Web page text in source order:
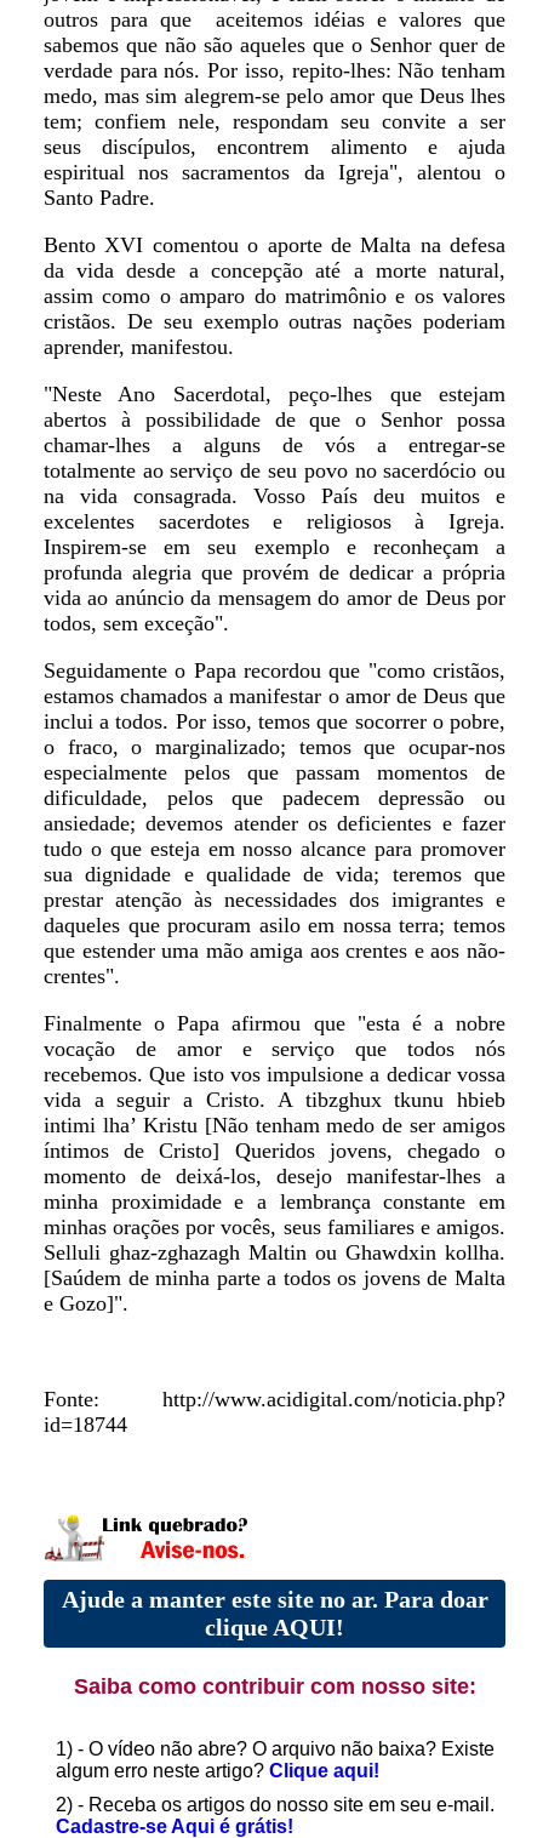
outros para que aceitemos idéias e valores que
sabemos que não são aqueles que o Senhor quer de
verdade para nós. Por isso, repito-lhes: Não tenham
medo, mas sim alegrem-se pelo amor que Deus lhes
tem; confiem nele, respondam seu convite a ser
seus discípulos, encontrem alimento e ajuda
espiritual nos sacramentos da Igreja", alentou o
Santo Padre.
Bento XVI comentou o aporte de Malta na defesa
da vida desde a concepção até a morte natural,
assim como o amparo do matrimônio e os valores
cristãos. De seu exemplo outras nações poderiam
aprender, manifestou.
"Neste Ano Sacerdotal, peço-lhes que estejam
abertos à possibilidade de que o Senhor possa
chamar-lhes a alguns de vós a entregar-se
totalmente ao serviço de seu povo no sacerdócio ou
na vida consagrada. Vosso País deu muitos e
excelentes sacerdotes e religiosos à Igreja.
Inspirem-se em seu exemplo e reconheçam a
profunda alegria que provém de dedicar a própria
vida ao anúncio da mensagem do amor de Deus por
todos, sem exceção".
Seguidamente o Papa recordou que "como cristãos,
estamos chamados a manifestar o amor de Deus que
inclui a todos. Por isso, temos que socorrer o pobre,
o fraco, o marginalizado; temos que ocupar-nos
especialmente pelos que passam momentos de
dificuldade, pelos que padecem depressão ou
ansiedade; devemos atender os deficientes e fazer
tudo o que esteja em nosso alcance para promover
sua dignidade e qualidade de vida; teremos que
prestar atenção às necessidades dos imigrantes e
daqueles que procuram asilo em nossa terra; temos
que estender uma mão amiga aos crentes e aos não-
crentes".
Finalmente o Papa afirmou que "esta é a nobre
vocação de amor e serviço que todos nós
recebemos. Que isto vos impulsione a dedicar vossa
vida a seguir a Cristo. A tibzghux tkunu hbieb
intimi lha’ Kristu [Não tenham medo de ser amigos
íntimos de Cristo] Queridos jovens, chegado o
momento de deixá-los, desejo manifestar-lhes a
minha proximidade e a lembrança constante em
minhas orações por vocês, seus familiares e amigos.
Selluli ghaz-zghazagh Maltin ou Ghawdxin kollha.
[Saúdem de minha parte a todos os jovens de Malta
e Gozo]".
Fonte: http://www.acidigital.com/noticia.php?
id=18744
Ajude a manter este site no ar. Para doar
clique AQUI!
Saiba como contribuir com nosso site:
1) - O vídeo não abre? O arquivo não baixa? Existe
algum erro neste artigo? Clique aqui!
2) - Receba os artigos do nosso site em seu e-mail.
Cadastre-se Aqui é grátis!